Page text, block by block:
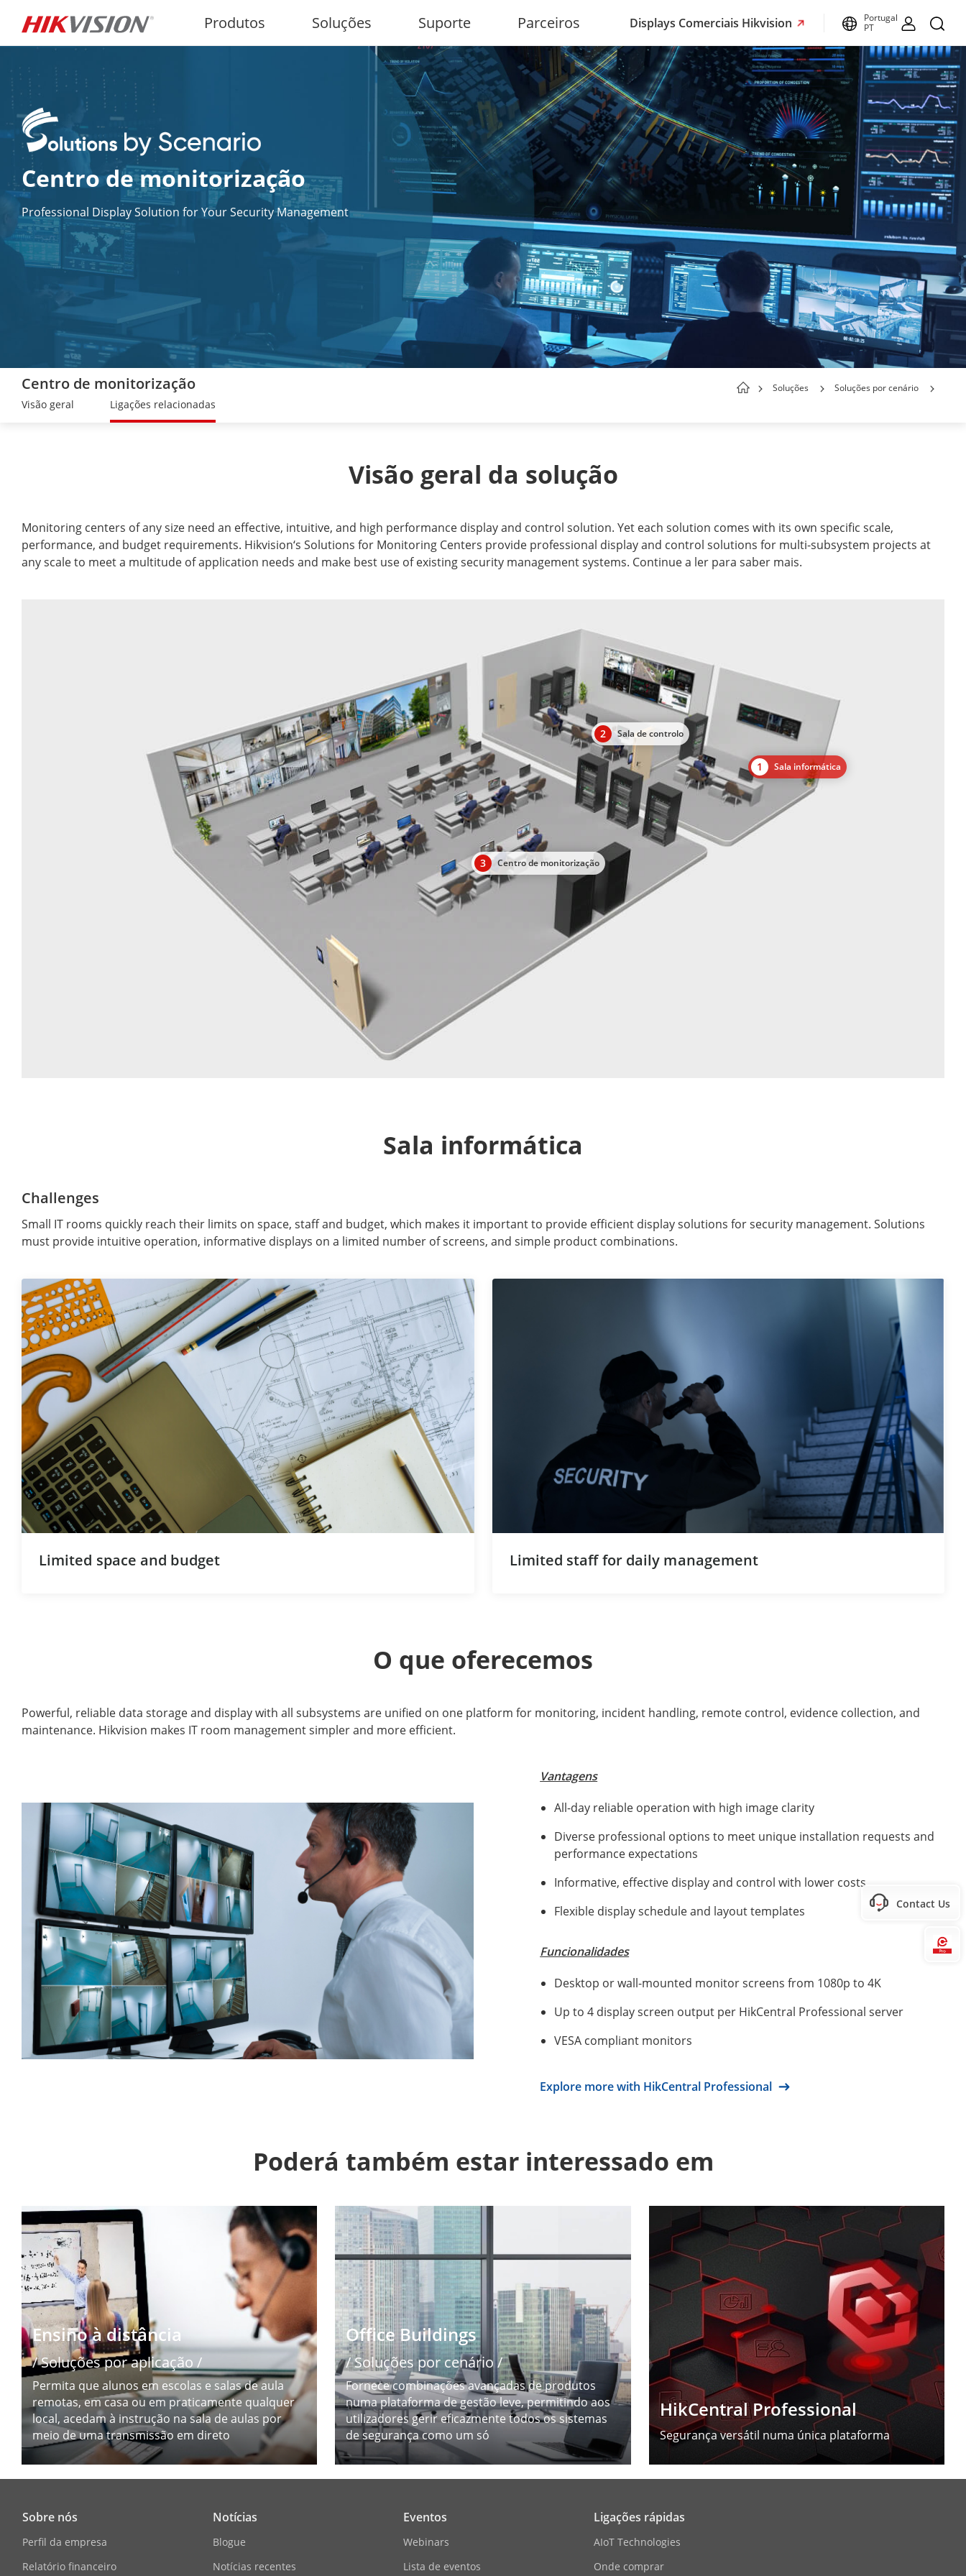
Produtos Soluções Suporte Parceiros Displays Comerciais Hikvision
Portugal
PT
Centro de monitorização
Professional Display Solution for Your Security Management
Centro de monitorização Soluções Soluções por cenário
Visão geral Ligações relacionadas
Visão geral da solução
Monitoring centers of any size need an effective, intuitive, and high performance display and control solution. Yet each solution comes with its own specific scale,
performance, and budget requirements. Hikvision‘s Solutions for Monitoring Centers provide professional display and control solutions for multi-subsystem projects at
any scale to meet a multitude of application needs and make best use of existing security management systems. Continue a ler para saber mais.
1 Sala informática
2 Sala de controlo
3 Centro de monitorização
Sala informática
Challenges
Small IT rooms quickly reach their limits on space, staff and budget, which makes it important to provide efficient display solutions for security management. Solutions
must provide intuitive operation, informative displays on a limited number of screens, and simple product combinations.
Limited space and budget Limited staff for daily management
O que oferecemos
Powerful, reliable data storage and display with all subsystems are unified on one platform for monitoring, incident handling, remote control, evidence collection, and
maintenance. Hikvision makes IT room management simpler and more efficient.
Vantagens
All-day reliable operation with high image clarity
Diverse professional options to meet unique installation requests and
performance expectations
Informative, effective display and control with lower costs
Flexible display schedule and layout templates
Funcionalidades
Desktop or wall-mounted monitor screens from 1080p to 4K
Up to 4 display screen output per HikCentral Professional server
VESA compliant monitors
Explore more with HikCentral Professional
Poderá também estar interessado em
Ensino à distância
/ Soluções por aplicação /
Permita que alunos em escolas e salas de aula
remotas, em casa ou em praticamente qualquer
local, acedam à instrução na sala de aulas por
meio de uma transmissão em direto
Office Buildings
/ Soluções por cenário /
Fornece combinações avançadas de produtos
numa plataforma de gestão leve, permitindo aos
utilizadores gerir eficazmente todos os sistemas
de segurança como um só
HikCentral Professional
Segurança versátil numa única plataforma
Contact Us
Sobre nós
Perfil da empresa
Relatório financeiro
Notícias
Blogue
Notícias recentes
Eventos
Webinars
Lista de eventos
Ligações rápidas
AIoT Technologies
Onde comprar